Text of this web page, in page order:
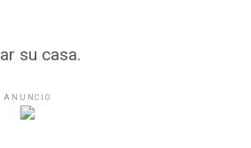
su casa.
ANUNCIO